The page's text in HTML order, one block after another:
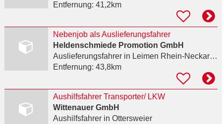
Entfernung: 41,2km
Nebenjob als Auslieferungsfahrer
Heldenschmiede Promotion GmbH
Auslieferungsfahrerin Leimen Rhein-Neckar-Kreis
Entfernung: 43,8km
Aushilfsfahrer Transporter/ LKW
Wittenauer GmbH
Aushilfsfahrerin Ottersweier